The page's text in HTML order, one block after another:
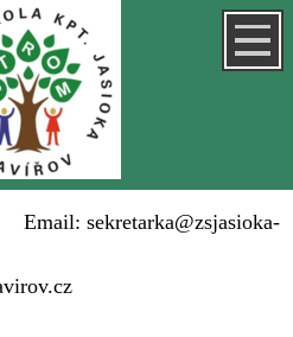
sekretarka@zsjasioka-